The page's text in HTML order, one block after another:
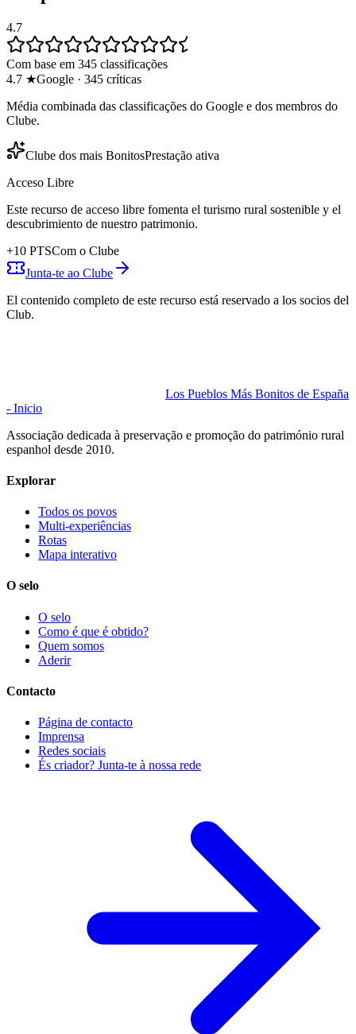
4.7
Com base em 345 classificações
4.7 ★Google · 345 críticas
Média combinada das classificações do Google e dos membros do
Clube.
Clube dos mais BonitosPrestação ativa
Acceso Libre
Este recurso de acceso libre fomenta el turismo rural sostenible y el
descubrimiento de nuestro patrimonio.
+10 PTSCom o Clube
Junta-te ao Clube
El contenido completo de este recurso está reservado a los socios del
Club.
Los Pueblos Más Bonitos de España
- Inicio
Associação dedicada à preservação e promoção do património rural
espanhol desde 2010.
Explorar
Todos os povos
Multi-experiências
Rotas
Mapa interativo
O selo
O selo
Como é que é obtido?
Quem somos
Aderir
Contacto
Página de contacto
Imprensa
Redes sociais
És criador? Junta-te à nossa rede